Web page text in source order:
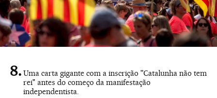
Uma carta gigante com a inscrição ''Catalunha não tem
rei" antes do começo da manifestação
independentista.